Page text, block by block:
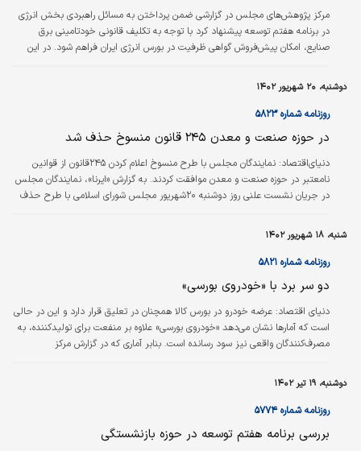
مرکز پژوهش‌‌‌های مجلس در گزارشی ضمن پرداختن به مسائل راهبردی بخش انرژی
در برنامه هفتم توسعه پیشنهاد کرد با توجه به تکلیف قانونی خودتامینی برق
صنایع، امکان پیش‌‌‌فروش گواهی ظرفیت در بورس انرژی ایران فراهم شود. در این
تجدیدپذیر با عرضه سهم‌‌‌های خرد، به تقاضای احداث سایر بخش‌‌‌های مصرف برق
کمک می‌کنند.
دوشنبه، ۲۰ شهریور ۱۴۰۲
روزنامه شماره ۵۸۲۳
در حوزه صنعت و معدن ۲۴۵ قانون منسوخ حذف شد
دنیای‌اقتصاد:
نمایندگان مجلس با طرح منسوخ اعلام کردن ۲۴۵قانون از قوانین
نامعتبر در حوزه صنعت و معدن موافقت کردند. به گزارش «ایرنا»، نمایندگان مجلس
در جریان نشست علنی روز دوشنبه ۲۰شهریور مجلس شورای اسلامی با طرح حذف
از کمیسیون صنایع و معادن مجلس در تشریح این طرح اعلام کرد: طرح فهرست
قوانین و احکام نامعتبر در حوزه صنعت به کمیسیون صنایع و معادن مجلس به
شنبه، ۱۸ شهریور ۱۴۰۲
روزنامه شماره ۵۸۲۱
دو سر برد با «خودروی بورسی»
دنیای اقتصاد: عرضه خودرو در بورس کالا همچنان در تعلیق قرار دارد و این در حالی
است که آمارها نشان می‌دهد «خودروی بورسی» علاوه بر منفعت برای تولیدکننده، به
مصرف‌کنندگان واقعی نیز سود رسانده است. بنابر آماری که در گزارش مرکز
آمده، مشخص شده مصرف‌کنندگان توانسته‌اند خودروهای عرضه‌شده در بورس کالا را
با قیمتی پایین‌تر از بازار (و البته بالاتر از نرخ کارخانه) خریداری کنند.
دوشنبه، ۱۹ تیر ۱۴۰۲
روزنامه شماره ۵۷۷۴
بررسی برنامه هفتم توسعه در حوزه بازنشستگی